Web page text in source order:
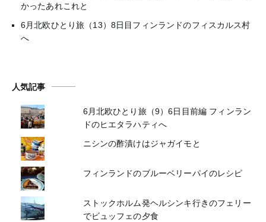
かったあれこれと
6月北欧ひとり旅（13）8日目フィンランドのフィスカルス村
へ
人気記事
6月北欧ひとり旅（9）6日目前編 フィンラン
ドのヒエタラハティへ
ニシンの酢漬けはジャガイモと
フィンランドのブルーベリーパイのレシピ
ストックホルム発ヘルシンキ行きのフェリー
でビュッフェの夕食